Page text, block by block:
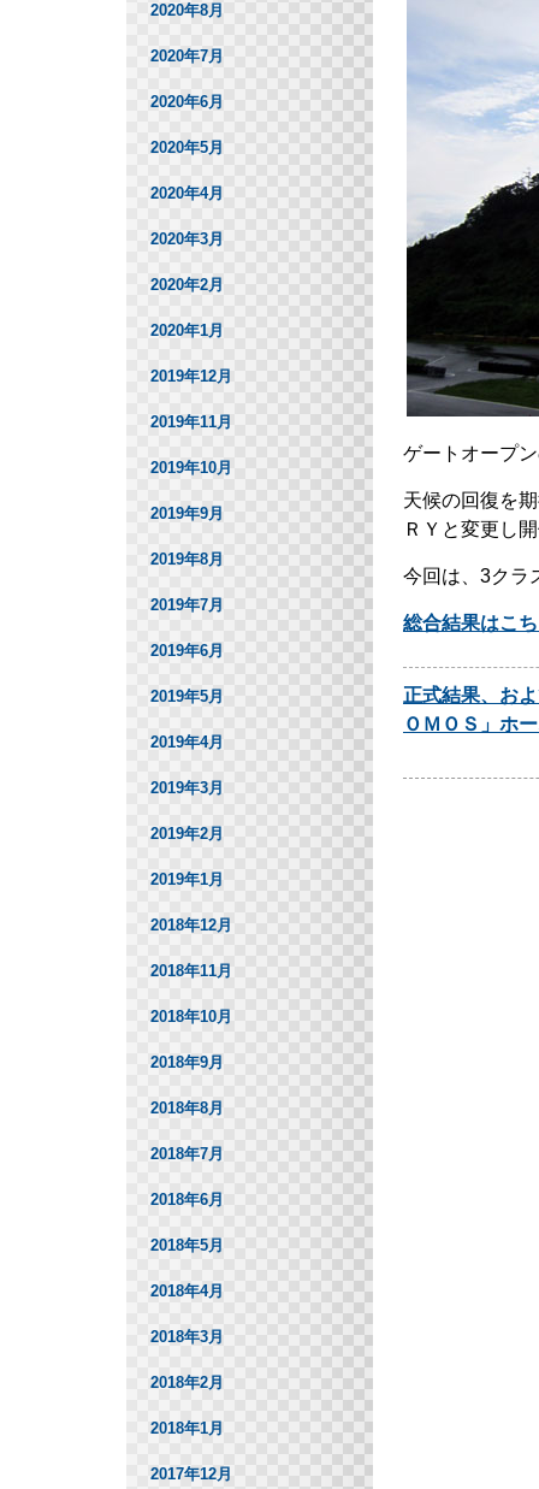
ゲートオープ
天候の回復を
ＲＹと変更し
今回は、3クラ
総合結果はこ
正式結果、お
ＯＭＯＳ」ホ
2020年8月
2020年7月
2020年6月
2020年5月
2020年4月
2020年3月
2020年2月
2020年1月
2019年12月
2019年11月
2019年10月
2019年9月
2019年8月
2019年7月
2019年6月
2019年5月
2019年4月
2019年3月
2019年2月
2019年1月
2018年12月
2018年11月
2018年10月
2018年9月
2018年8月
2018年7月
2018年6月
2018年5月
2018年4月
2018年3月
2018年2月
2018年1月
2017年12月